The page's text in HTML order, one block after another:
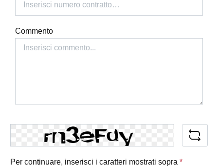
Commento
Per continuare, inserisci i caratteri mostrati sopra *